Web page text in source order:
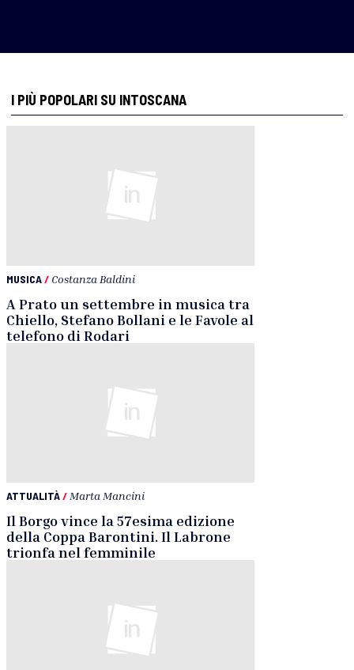
I PIÙ POPOLARI SU INTOSCANA
MUSICA/ Costanza Baldini
A Prato un settembre in musica tra
Chiello, Stefano Bollani e le Favole al
telefono di Rodari
ATTUALITÀ/ Marta Mancini
Il Borgo vince la 57esima edizione
della Coppa Barontini. Il Labrone
trionfa nel femminile